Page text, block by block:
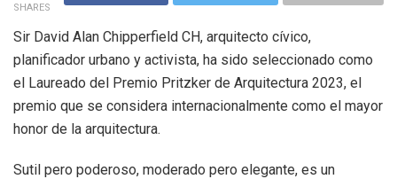
SHARES
Sir David Alan Chipperfield CH, arquitecto cívico,
planificador urbano y activista, ha sido seleccionado como
el Laureado del Premio Pritzker de Arquitectura 2023, el
premio que se considera internacionalmente como el mayor
honor de la arquitectura.
Sutil pero poderoso, moderado pero elegante, es un